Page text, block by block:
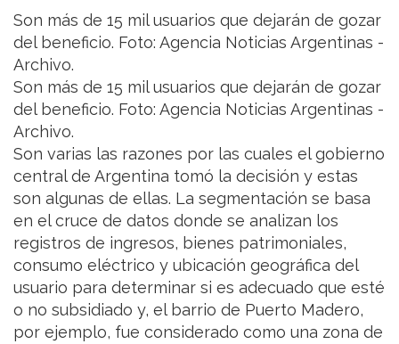
Son más de 15 mil usuarios que dejarán de gozar
del beneficio. Foto: Agencia Noticias Argentinas -
Archivo.
Son más de 15 mil usuarios que dejarán de gozar
del beneficio. Foto: Agencia Noticias Argentinas -
Archivo.
Son varias las razones por las cuales el gobierno
central de Argentina tomó la decisión y estas
son algunas de ellas. La segmentación se basa
en el cruce de datos donde se analizan los
registros de ingresos, bienes patrimoniales,
consumo eléctrico y ubicación geográfica del
usuario para determinar si es adecuado que esté
o no subsidiado y, el barrio de Puerto Madero,
por ejemplo, fue considerado como una zona de